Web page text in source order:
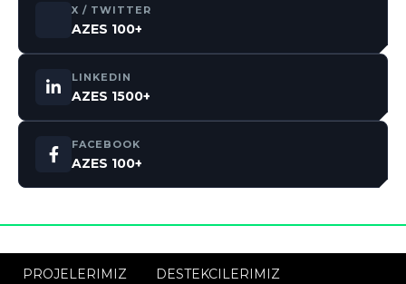
X / TWITTER
AZES 100+
LINKEDIN
AZES 1500+
FACEBOOK
AZES 100+
PROJELERIMIZ
DESTEKCILERIMIZ